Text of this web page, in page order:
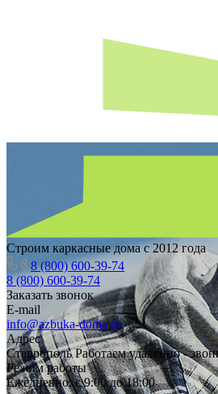
Строим каркасные дома с 2012 года
8 (800) 600-39-74
8 (800) 600-39-74
Заказать звонок
E-mail
info@azbuka-doma.ru
Адрес
Ставрополь Работаем удаленно -
Режим работы
Ежедневно: с 9:00 до 18:00